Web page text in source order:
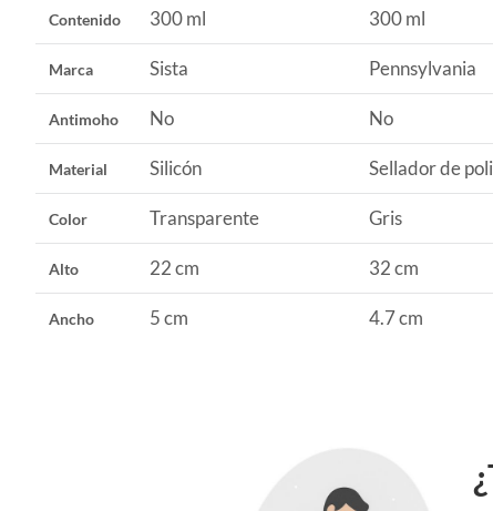
silicones, selladores y complementos. También puedes
Contenido 300 ml 300 ml
Marca Sista Pennsylvania
Antimoho No No
Material Silicón Sellador de
Color Transparente Gris
Alto 22 cm 32 cm
Ancho 5 cm 4.7 cm